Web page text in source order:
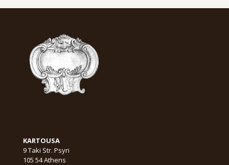
KARTOUSA
9 Taki Str. Psyri
105 54 Athens